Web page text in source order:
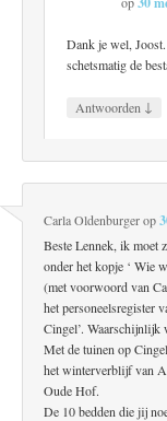
Dank je wel,
schetsmatig de
Antwoorden ↓
Carla Oldenburgerop
Beste Lennek, ik moet
onder het kopje ‘ Wie
(met voorwoord van
het personeelsregister
Cingel’. Waarschijnlijk
Met de tuinen op
het winterverblijf van
Oude Hof.
De 10 bedden die jij